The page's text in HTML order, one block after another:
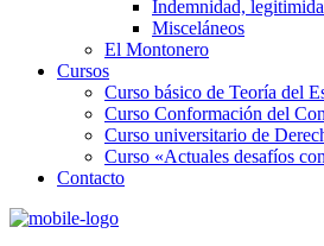
Indemnidad,
Misceláneos
El Montonero
Cursos
Curso básico de Teoría del
Curso Conformación del
Curso universitario de
Curso «Actuales desafíos
Contacto